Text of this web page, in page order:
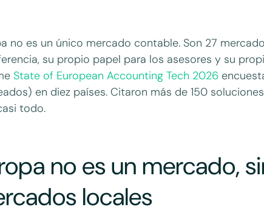
no es un único mercado contable. Son 27
su propio papel para los asesores y su
State of European Accounting Tech 2026
en diez países. Citaron más de 150
todo.
no es un mercado,
locales